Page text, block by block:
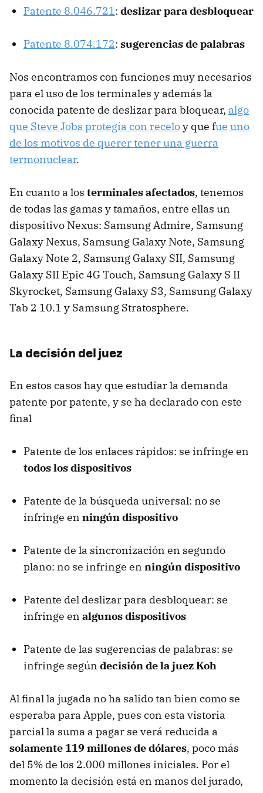
Patente 8.046.721: deslizar para desbloquear
Patente 8.074.172: sugerencias de palabras
Nos encontramos con funciones muy necesarios
para el uso de los terminales y además la
conocida patente de deslizar para bloquear, algo
que Steve Jobs protegía con receloy que fue uno
de los motivos de querer tener una guerra
termonuclear.
En cuanto a los terminales afectados, tenemos
de todas las gamas y tamaños, entre ellas un
dispositivo Nexus: Samsung Admire, Samsung
Galaxy Nexus, Samsung Galaxy Note, Samsung
Galaxy Note 2, Samsung Galaxy SII, Samsung
Galaxy SII Epic 4G Touch, Samsung Galaxy S II
Skyrocket, Samsung Galaxy S3, Samsung Galaxy
Tab 2 10.1 y Samsung Stratosphere.
La decisión del juez
En estos casos hay que estudiar la demanda
patente por patente, y se ha declarado con este
final
Patente de los enlaces rápidos: se infringe en
todos los dispositivos
Patente de la búsqueda universal: no se
infringe en ningún dispositivo
Patente de la sincronización en segundo
plano: no se infringe en ningún dispositivo
Patente del deslizar para desbloquear: se
infringe en algunos dispositivos
Patente de las sugerencias de palabras: se
infringe según decisión de la juez Koh
Al final la jugada no ha salido tan bien como se
esperaba para Apple, pues con esta vistoria
parcial la suma a pagar se verá reducida a
solamente 119 millones de dólares, poco más
del 5% de los 2.000 millones iniciales. Por el
momento la decisión está en manos del jurado,